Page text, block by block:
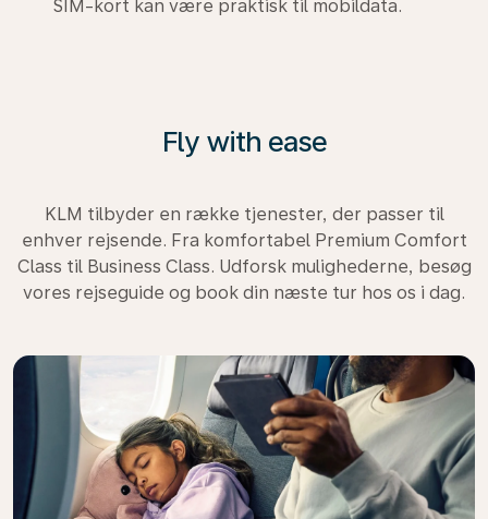
SIM-kort kan være praktisk til mobildata.
Fly with ease
KLM tilbyder en række tjenester, der passer til
enhver rejsende. Fra komfortabel Premium Comfort
Class til Business Class. Udforsk mulighederne, besøg
vores rejseguide og book din næste tur hos os i dag.